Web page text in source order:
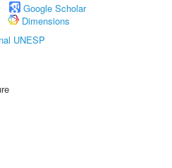
Google Scholar
Dimensions
UNESP